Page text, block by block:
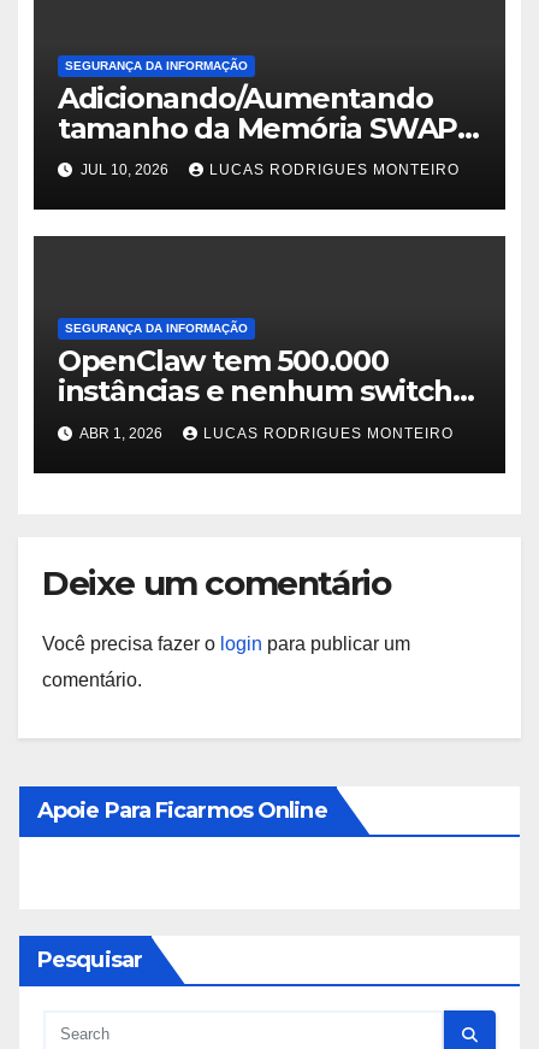
SEGURANÇA DA INFORMAÇÃO
Adicionando/Aumentando
tamanho da Memória SWAP
no PfSense 2.8
JUL 10, 2026 LUCAS RODRIGUES MONTEIRO
SEGURANÇA DA INFORMAÇÃO
OpenClaw tem 500.000
instâncias e nenhum switch
de encerramento corporativo
ABR 1, 2026 LUCAS RODRIGUES MONTEIRO
Deixe um comentário
Você precisa fazer o login para publicar um
comentário.
Apoie Para Ficarmos Online
Pesquisar